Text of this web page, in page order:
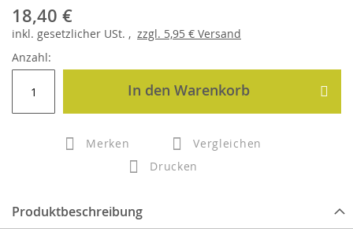
18,40 €
inkl. gesetzlicher USt. , zzgl. 5,95 € Versand
Anzahl:
In den Warenkorb
Merken
Vergleichen
Drucken
Produktbeschreibung